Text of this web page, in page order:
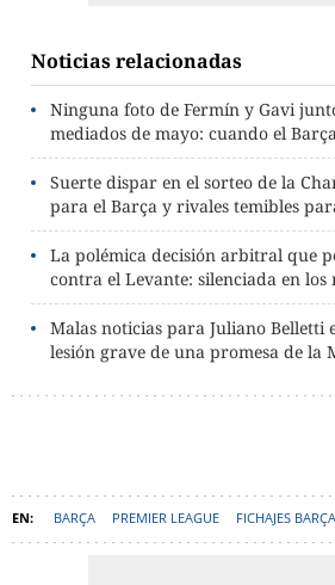
Noticias relacionadas
Ninguna foto de Fermín y Gavi
mediados de mayo: cuando el
Suerte dispar en el sorteo de la
para el Barça y rivales temibles
La polémica decisión arbitral que
contra el Levante: silenciada en los
Malas noticias para Juliano Belletti
lesión grave de una promesa de la
BARÇA PREMIER LEAGUE FICHAJES BARÇA